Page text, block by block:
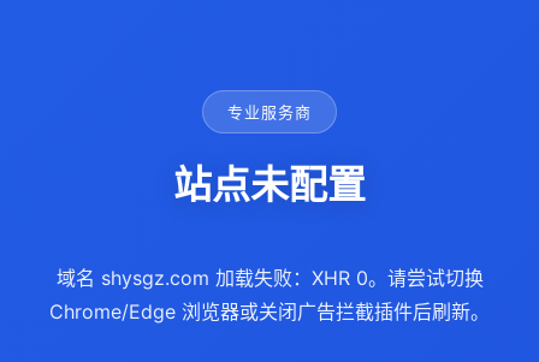
专业服务商
站点未配置
域名 shysgz.com 加载失败：XHR 0。请尝试切换
Chrome/Edge 浏览器或关闭广告拦截插件后刷新。